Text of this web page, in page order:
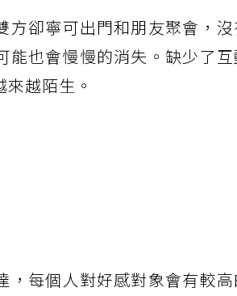
方卻寧可出門和朋友聚會，
能也會慢慢的消失。缺少了
越陌生。
，每個人對好感對象會有較